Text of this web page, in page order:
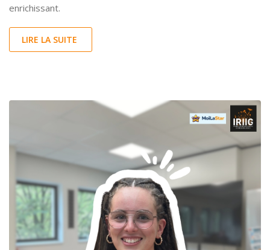
enrichissant.
LIRE LA SUITE